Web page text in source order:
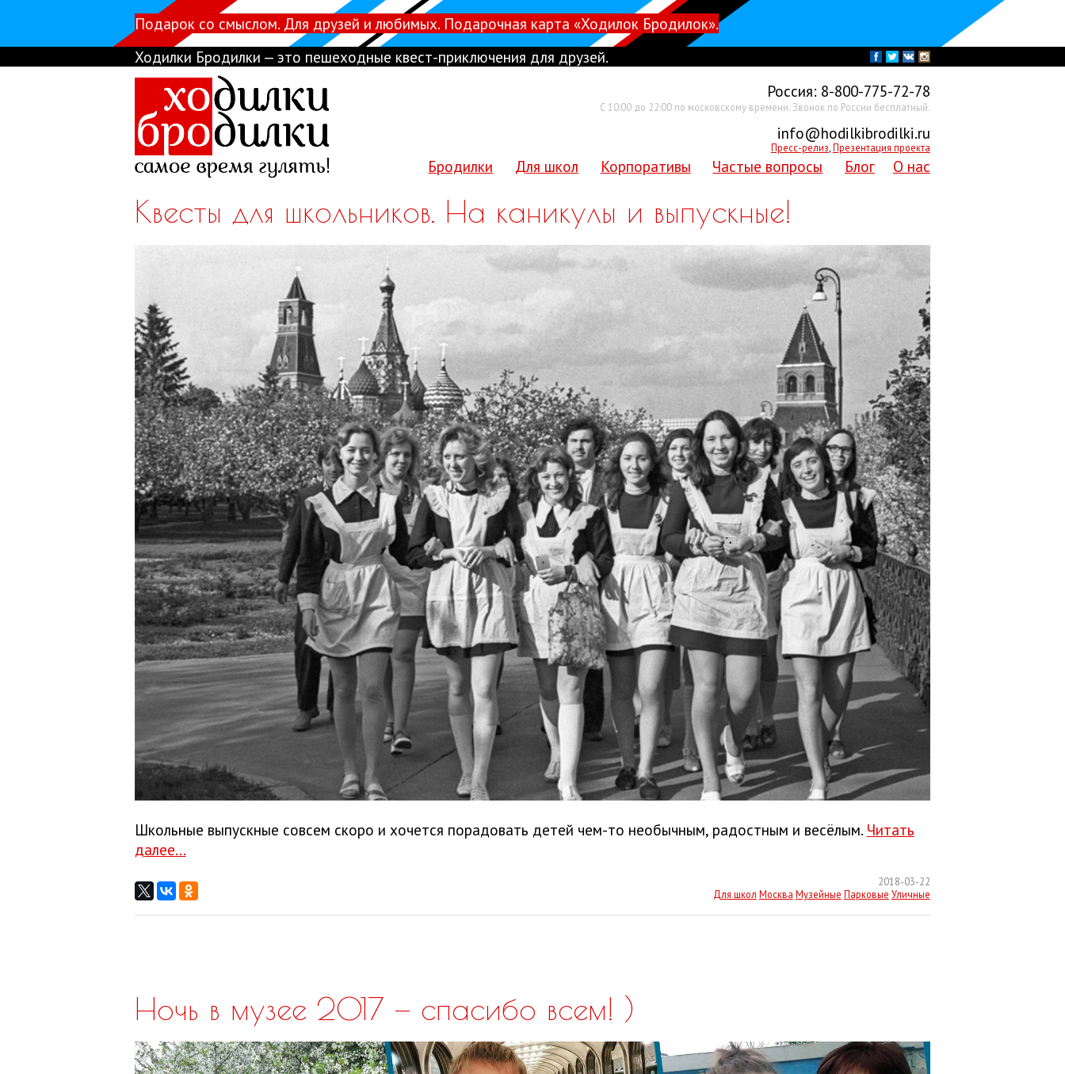
Подарок со смыслом. Для друзей и любимых. Подарочная карта «Ходилок Бродилок».
Ходилки Бродилки — это пешеходные квест-приключения для друзей.
Россия: 8-800-775-72-78
С 10:00 до 22:00 по московскому времени. Звонок по России бесплатный.
info@hodilkibrodilki.ru
Пресс-релиз Презентация проекта
Бродилки Для школ Корпоративы Частые вопросы Блог О нас
Квесты для школьников. На каникулы и выпускные!
Школьные выпускные совсем скоро и хочется порадовать детей чем-то необычным, радостным и весёлым. Читать
далее...
2018-03-22
Для школ Москва Музейные Парковые Уличные
Ночь в музее 2017 — спасибо всем! )